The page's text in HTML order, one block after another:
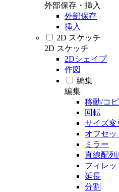
外部保存・挿入
外部保存
挿入
2D スケッチ
2D スケッチ
2Dシェイプ
作図
編集
編集
移動/コ
回転
サイズ変
オフセッ
ミラー
直線配列
フィレッ
延長
分割